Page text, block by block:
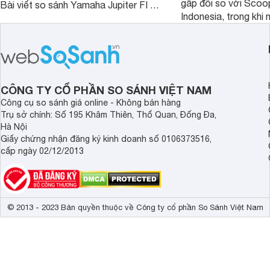
Bài viết so sánh Yamaha Jupiter FI và
gấp đôi so với
Indonesia, trong khi
chênh lệch giá lớn
sánh Honda
CÔNG TY CỔ PHẦN SO SÁNH VIỆT NAM
Công cụ so sánh giá online - Không bán hàng
Trụ sở chính: Số 195 Khâm Thiên, Thổ Quan, Đống Đa,
Hà Nội
Giấy chứng nhận đăng ký kinh doanh số 0106373516,
cấp ngày 02/12/2013
© 2013 - 2023 Bản quyền thuộc về Công ty cổ phần So Sánh Việt Nam